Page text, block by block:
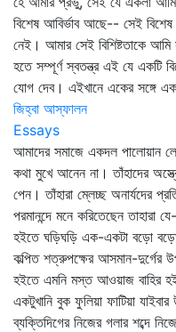
বিশেষ আবির্ভাব আছে-- সেই
নেই। আমার সেই বিশিষ্টতাকে
হতে সম্পূর্ণ স্বতন্ত্র এই যে একটি
যোগ দেব। এইখানে একের সঙ্গে
জিহ্বা আস্ফালন
Essays
আমাদের সমাজে একদল পালোয়ান
কথা মুখে আনেন না। তাঁহাদের
পেন। তাঁহারা ম্লেচ্ছ অনার্যদের
পরমানন্দে মনে করিতেছেন তাহারা
হইতে ঘড়িঘড়ি এক-একটা বড়ো বড়ো
কল্পিত শত্রুপক্ষের আসমান-দুর্গের
হইতে এমনি মস্ত আওয়াজ বাহির
একটুখানি বুক ফুলিয়া ফাটিয়া
ব্যক্তিদিগের নিজের গলার শব্দে